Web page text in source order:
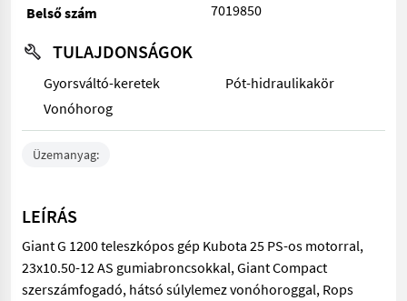
Belső szám
7019850
TULAJDONSÁGOK
Gyorsváltó-keretek
Pót-hidraulikakör
Vonóhorog
Üzemanyag:
LEÍRÁS
Giant G 1200 teleszkópos gép Kubota 25 PS-os motorral,
23x10.50-12 AS gumiabroncsokkal, Giant Compact
szerszámfogadó, hátsó súlylemez vonóhoroggal, Rops